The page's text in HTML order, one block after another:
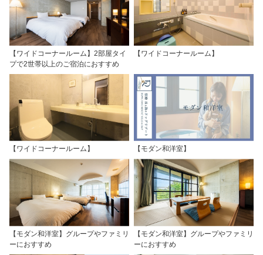
【ワイドコーナールーム】2部屋タイ
プで2世帯以上のご宿泊におすすめ
【ワイドコーナールーム】
【ワイドコーナールーム】 【モダン和洋室】
【モダン和洋室】グループやファミリ
ーにおすすめ
【モダン和洋室】グループやファミリ
ーにおすすめ